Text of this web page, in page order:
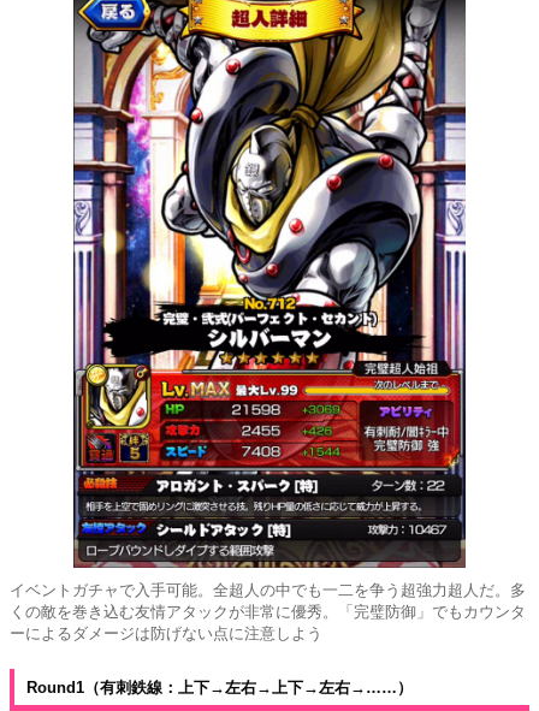
イベントガチャで入手可能。全超人の中でも一二を争う超強力超人だ。多
くの敵を巻き込む友情アタックが非常に優秀。「完璧防御」でもカウンタ
ーによるダメージは防げない点に注意しよう
Round1（有刺鉄線：上下→左右→上下→左右→……）